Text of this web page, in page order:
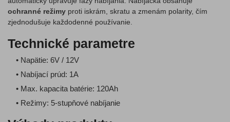
ochranné režimy proti iskrám, skratu a zmenám polarity, čím
zjednodušuje každodenné používanie.
Technické parametre
• Napätie: 6V / 12V
• Nabíjací prúd: 1A
• Max. kapacita batérie: 120Ah
• Režimy: 5-stupňové nabíjanie